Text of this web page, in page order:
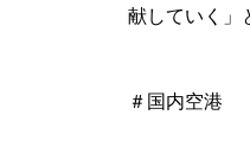
献していく」
＃国内空港